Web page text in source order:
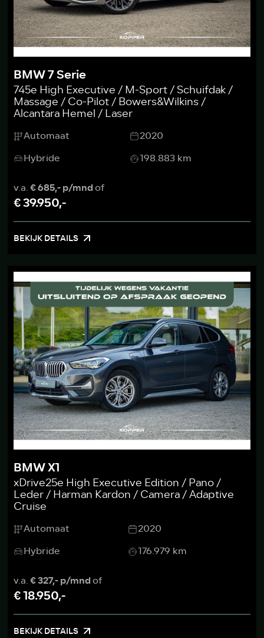
BMW 7 Serie
745e High Executive / M-Sport / Schuifdak /
Massage / Co-Pilot / Bowers&Wilkins /
Alcantara Hemel / Laser
Automaat
2020
Hybride
198.883 km
v.a.€ 685,- p/mndof
€ 39.950,-
BEKIJK DETAILS
BMW X1
xDrive25e High Executive Edition / Pano /
Leder / Harman Kardon / Camera / Adaptive
Cruise
Automaat
2020
Hybride
176.979 km
v.a.€ 327,- p/mndof
€ 18.950,-
BEKIJK DETAILS